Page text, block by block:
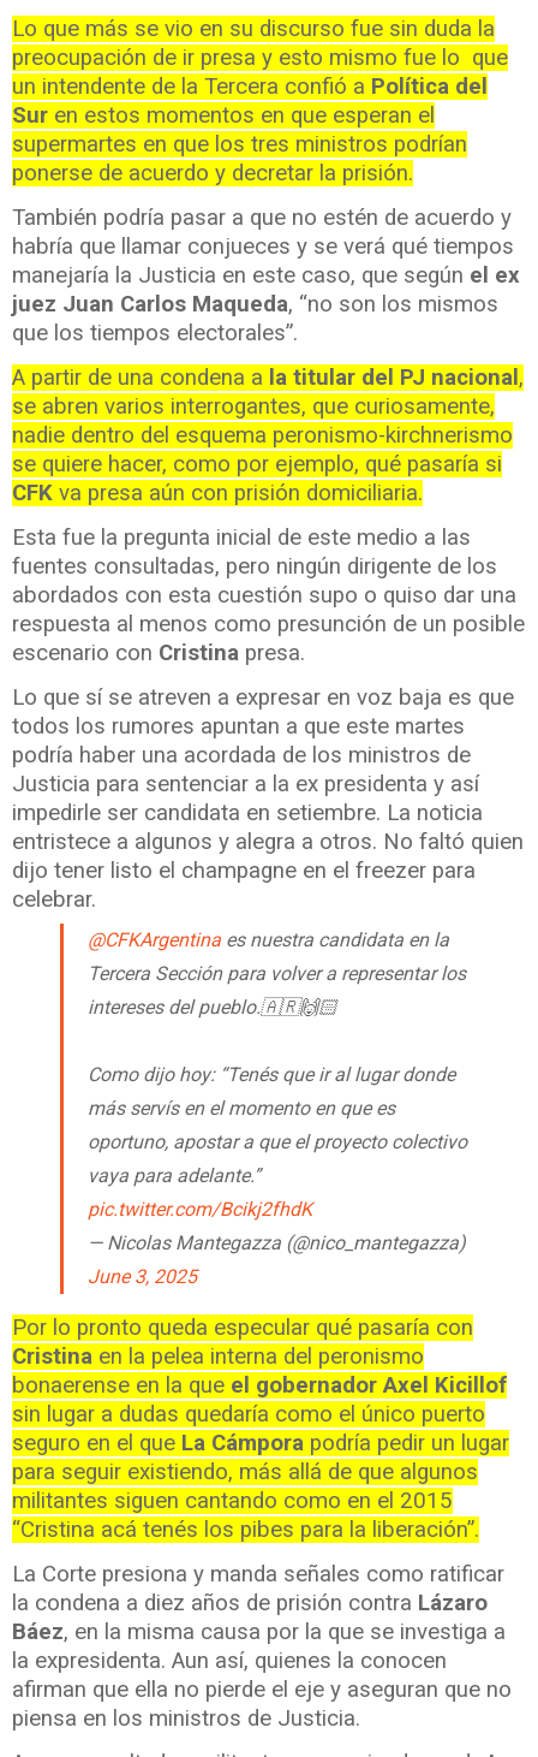
Lo que más se vio en su discurso fue sin duda la
preocupación de ir presa y esto mismo fue lo que
un intendente de la Tercera confió a Política del
Sur en estos momentos en que esperan el
supermartes en que los tres ministros podrían
ponerse de acuerdo y decretar la prisión.
También podría pasar a que no estén de acuerdo y
habría que llamar conjueces y se verá qué tiempos
manejaría la Justicia en este caso, que según el ex
juez Juan Carlos Maqueda, “no son los mismos
que los tiempos electorales”.
A partir de una condena a la titular del PJ nacional,
se abren varios interrogantes, que curiosamente,
nadie dentro del esquema peronismo-kirchnerismo
se quiere hacer, como por ejemplo, qué pasaría si
CFK va presa aún con prisión domiciliaria.
Esta fue la pregunta inicial de este medio a las
fuentes consultadas, pero ningún dirigente de los
abordados con esta cuestión supo o quiso dar una
respuesta al menos como presunción de un posible
escenario con Cristina presa.
Lo que sí se atreven a expresar en voz baja es que
todos los rumores apuntan a que este martes
podría haber una acordada de los ministros de
Justicia para sentenciar a la ex presidenta y así
impedirle ser candidata en setiembre. La noticia
entristece a algunos y alegra a otros. No faltó quien
dijo tener listo el champagne en el freezer para
celebrar.
@CFKArgentina es nuestra candidata en la
Tercera Sección para volver a representar los
intereses del pueblo.🇦🇷🙌🏻
Como dijo hoy: “Tenés que ir al lugar donde
más servís en el momento en que es
oportuno, apostar a que el proyecto colectivo
vaya para adelante.”
pic.twitter.com/Bcikj2fhdK
— Nicolas Mantegazza (@nico_mantegazza)
June 3, 2025
Por lo pronto queda especular qué pasaría con
Cristina en la pelea interna del peronismo
bonaerense en la que el gobernador Axel Kicillof
sin lugar a dudas quedaría como el único puerto
seguro en el que La Cámpora podría pedir un lugar
para seguir existiendo, más allá de que algunos
militantes siguen cantando como en el 2015
“Cristina acá tenés los pibes para la liberación”.
La Corte presiona y manda señales como ratificar
la condena a diez años de prisión contra Lázaro
Báez, en la misma causa por la que se investiga a
la expresidenta. Aun así, quienes la conocen
afirman que ella no pierde el eje y aseguran que no
piensa en los ministros de Justicia.